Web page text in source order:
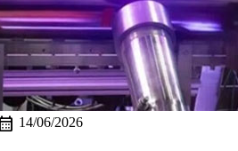
calendar_month 14/06/2026